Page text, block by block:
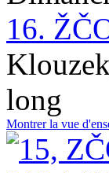
16.
long
Montrer la vue